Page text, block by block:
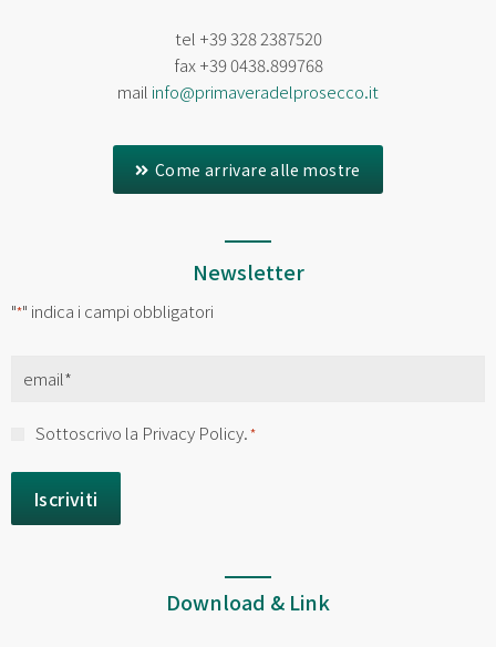
tel +39 328 2387520
fax+39 0438.899768
mail info@primaveradelprosecco.it
Come arrivare alle mostre
Newsletter
"*" indica i campi obbligatori
Email
Consenso
Sottoscrivo la Privacy Policy.*
Download & Link